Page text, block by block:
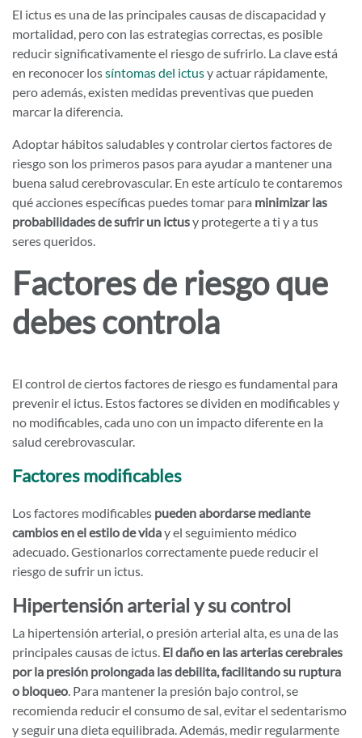
El ictus es una de las principales causas de discapacidad y
mortalidad, pero con las estrategias correctas, es posible
reducir significativamente el riesgo de sufrirlo. La clave está
en reconocer lossíntomas del ictusy actuar rápidamente,
pero además, existen medidas preventivas que pueden
marcar la diferencia.
Adoptar hábitos saludables y controlar ciertos factores de
riesgo son los primeros pasos para ayudar a mantener una
buena salud cerebrovascular. En este artículo te contaremos
qué acciones específicas puedes tomar para minimizar las
probabilidades de sufrir un ictusy protegerte a ti y a tus
seres queridos.
Factores de riesgo que
debes controla
El control de ciertos factores de riesgo es fundamental para
prevenir el ictus. Estos factores se dividen en modificables y
no modificables, cada uno con un impacto diferente en la
salud cerebrovascular.
Factores modificables
Los factores modificables pueden abordarse mediante
cambios en el estilo de viday el seguimiento médico
adecuado. Gestionarlos correctamente puede reducir el
riesgo de sufrir un ictus.
Hipertensión arterial y su control
La hipertensión arterial, o presión arterial alta, es una de las
principales causas de ictus. El daño en las arterias cerebrales
por la presión prolongada las debilita, facilitando su ruptura
o bloqueo . Para mantener la presión bajo control, se
recomienda reducir el consumo de sal, evitar el sedentarismo
y seguir una dieta equilibrada. Además, medir regularmente